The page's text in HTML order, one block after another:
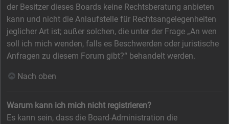
der Besitzer dieses Boards keine Rechtsberatung anbieten
kann und nicht die Anlaufstelle für Rechtsangelegenheiten
jeglicher Art ist; außer solchen, die unter der Frage „An wen
soll ich mich wenden, falls es Beschwerden oder juristische
Anfragen zu diesem Forum gibt?“ behandelt werden.
Nach oben
Warum kann ich mich nicht registrieren?
Es kann sein, dass die Board-Administration die